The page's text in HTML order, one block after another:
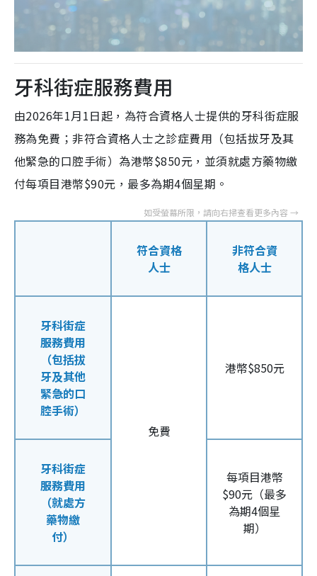
牙科街症服務費用
由2026年1月1日起，為符合資格人士提供的牙科街症服
務為免費；非符合資格人士之診症費用（包括拔牙及其
他緊急的口腔手術）為港幣$850元，並須就處方藥物繳
付每項目港幣$90元，最多為期4個星期。
符合資格
人士
非符合資
格人士
牙科街症
服務費用
（包括拔
牙及其他
緊急的口
腔手術）
免費
港幣$850元
牙科街症
服務費用
（就處方
藥物繳
付）
每項目港幣
$90元（最多
為期4個星
期）